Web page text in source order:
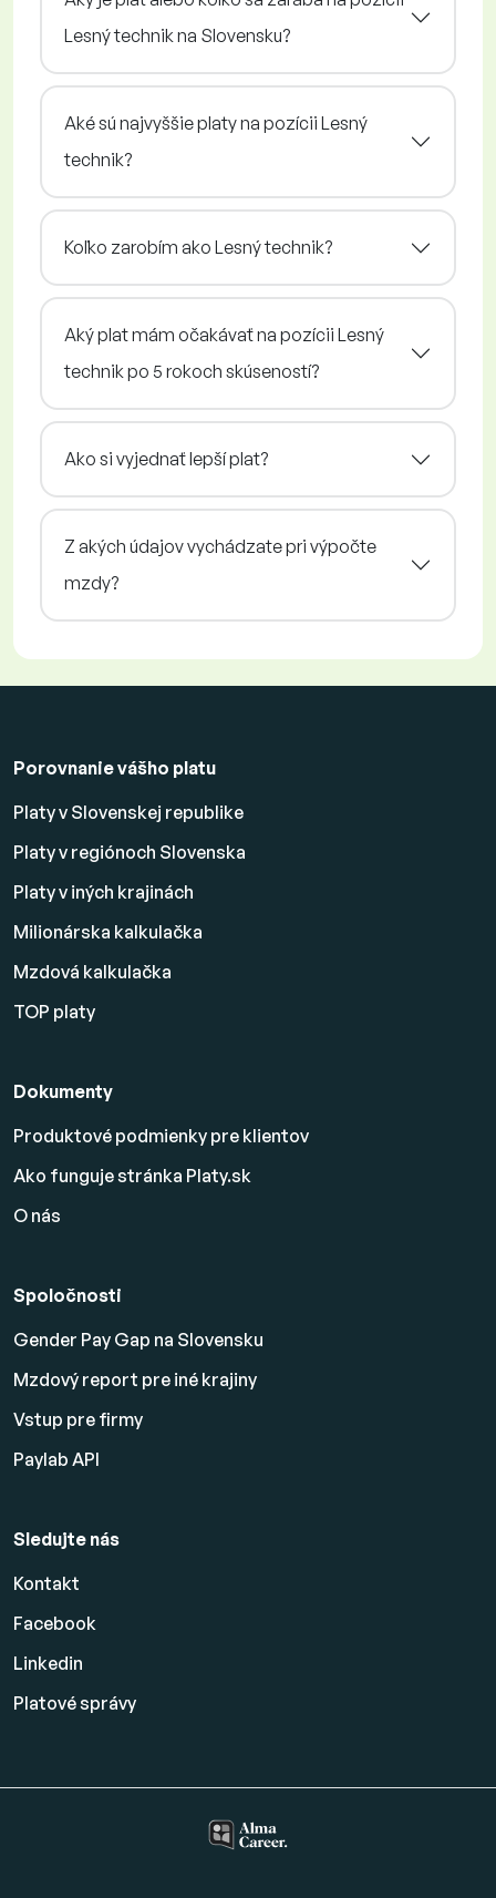
Lesný technik na Slovensku?
Aké sú najvyššie platy na pozícii Lesný
technik?
Koľko zarobím ako Lesný technik?
Aký plat mám očakávať na pozícii Lesný
technik po 5 rokoch skúseností?
Ako si vyjednať lepší plat?
Z akých údajov vychádzate pri výpočte
mzdy?
Porovnanie vášho platu
Platy v Slovenskej republike
Platy v regiónoch Slovenska
Platy v iných krajinách
Milionárska kalkulačka
Mzdová kalkulačka
TOP platy
Dokumenty
Produktové podmienky pre klientov
Ako funguje stránka Platy.sk
O nás
Spoločnosti
Gender Pay Gap na Slovensku
Mzdový report pre iné krajiny
Vstup pre firmy
Paylab API
Sledujte nás
Kontakt
Facebook
Linkedin
Platovésprávy